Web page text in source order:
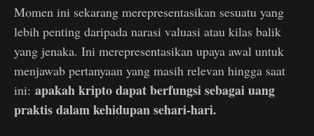
Momen ini sekarang merepresentasikan sesuatu yang
lebih penting daripada narasi valuasi atau kilas balik
yang jenaka. Ini merepresentasikan upaya awal untuk
menjawab pertanyaan yang masih relevan hingga saat
ini: apakah kripto dapat berfungsi sebagai uang
praktis dalam kehidupan sehari-hari.